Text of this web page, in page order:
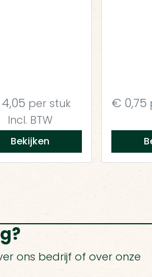
4,05 per stuk
Incl. BTW
Bekijken
€ 0,75
ons bedrijf of over onze